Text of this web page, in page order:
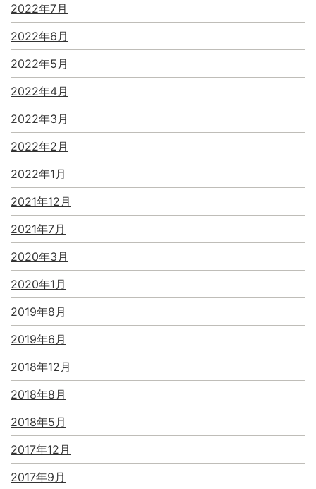
2022年7月
2022年6月
2022年5月
2022年4月
2022年3月
2022年2月
2022年1月
2021年12月
2021年7月
2020年3月
2020年1月
2019年8月
2019年6月
2018年12月
2018年8月
2018年5月
2017年12月
2017年9月